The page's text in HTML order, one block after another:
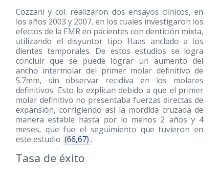
Cozzani y col. realizaron dos ensayos clínicos, en
los años 2003 y 2007, en los cuales investigaron los
efectos de la EMR en pacientes con dentición mixta,
utilizando el disyuntor tipo Haas anclado a los
dientes temporales. De estos estudios se logra
concluir que se puede lograr un aumento del
ancho intermolar del primer molar definitivo de
5.7mm, sin observar recidiva en los molares
definitivos. Esto lo explican debido a que el primer
molar definitivo no presentaba fuerzas directas de
expansión, corrigiendo así la mordida cruzada de
manera estable hasta por lo menos 2 años y 4
meses, que fue el seguimiento que tuvieron en
este estudio (66,67) .
Tasa de éxito